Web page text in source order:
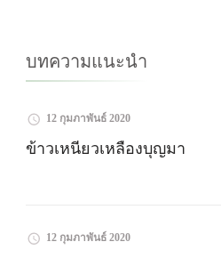
บทความแนะนำ
12 กุมภาพันธ์ 2020
ข้าวเหนียวเหลืองบุญมา
12 กุมภาพันธ์ 2020